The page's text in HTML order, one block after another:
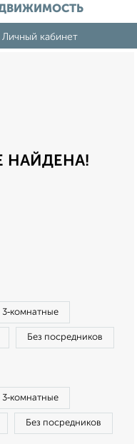
Личный кабинет
НАЙДЕНА!
3‑комнатные
Без посредников
3‑комнатные
Без посредников